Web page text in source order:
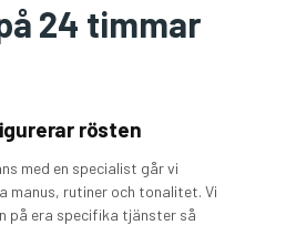
24 timmar
rösten
med en specialist går vi
manus, rutiner och tonalitet. Vi
på era specifika tjänster så